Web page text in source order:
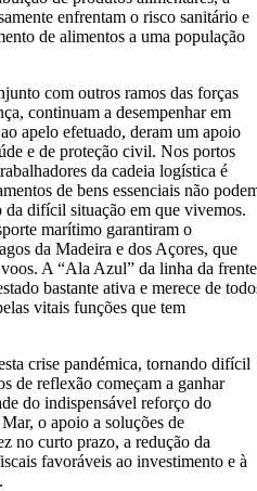
enfrentam o risco sanitário e
de alimentos a uma população
com outros ramos das forças
continuam a desempenhar em
apelo efetuado, deram um apoio
e de proteção civil. Nos portos
da cadeia logística é
de bens essenciais não
da difícil situação em que vivemos.
marítimo garantiram o
da Madeira e dos Açores, que
A “Ala Azul” da linha da frente
bastante ativa e merece de
vitais funções que tem
crise pandémica, tornando difícil
de reflexão começam a ganhar
do indispensável reforço do
o apoio a soluções de
no curto prazo, a redução da
favoráveis ao investimento e à